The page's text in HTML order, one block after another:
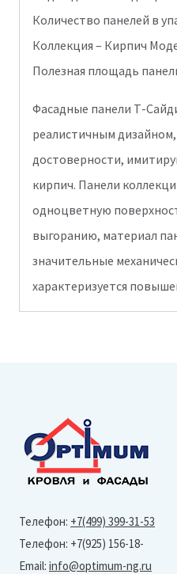
8016
Количество панелей в
Коллекция – Кирпич
Полезная площадь
Фасадные панели Т-
реалистичным
достоверности,
кирпич. Панели
одноцветную
выгоранию, материал
значительные
характеризуется
Телефон: +7(499) 399-31-53
Телефон: +7(925) 156-18-
Email: info@optimum-ng.ru